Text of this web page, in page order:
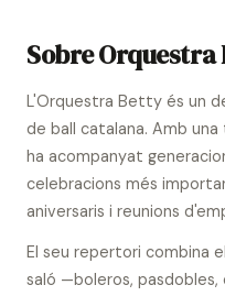
Sobre Orquestra
L'Orquestra Betty és un
de ball catalana. Amb
ha acompanyat
celebracions més
aniversaris i reunions
El seu repertori combina
saló —boleros,